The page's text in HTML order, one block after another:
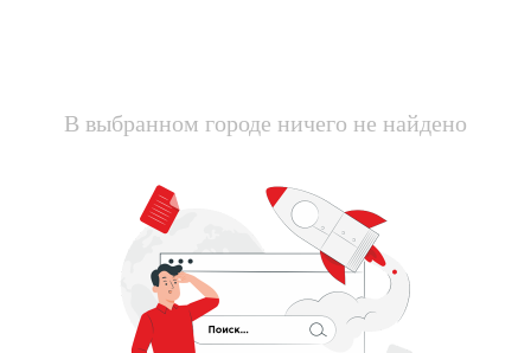
В выбранном городе ничего не найдено